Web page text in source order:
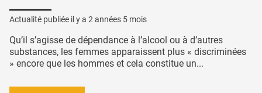
Actualité publiée il y a 2 années 5 mois
Qu’il s’agisse de dépendance à l’alcool ou à d’autres
substances, les femmes apparaissent plus « discriminées
» encore que les hommes et cela constitue un...